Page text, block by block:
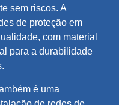
sem riscos. A
de proteção em
com material
para a durabilidade
é uma